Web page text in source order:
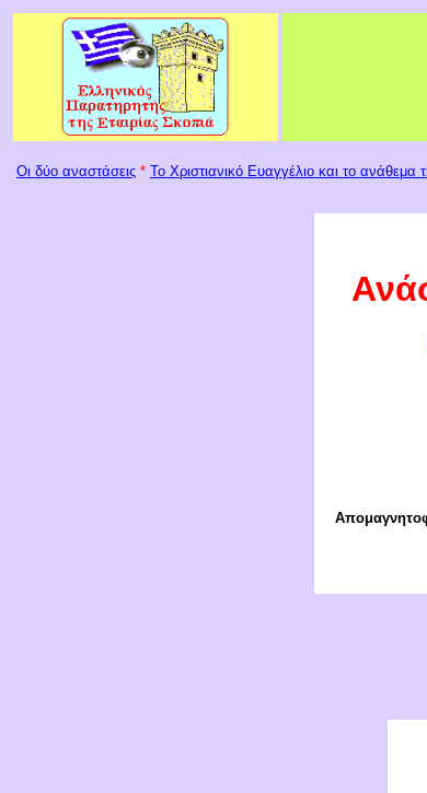
Οι δύο αναστάσεις * Το Χριστιανικό Ευαγγέλιο και το ανάθεμα